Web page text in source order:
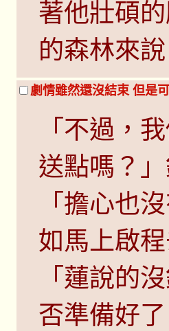
著他壯碩
的森林來
劇情雖然還沒結束 但是
「不過，
送點嗎？
「擔心也
如馬上啟
「蓮說的
否準備好